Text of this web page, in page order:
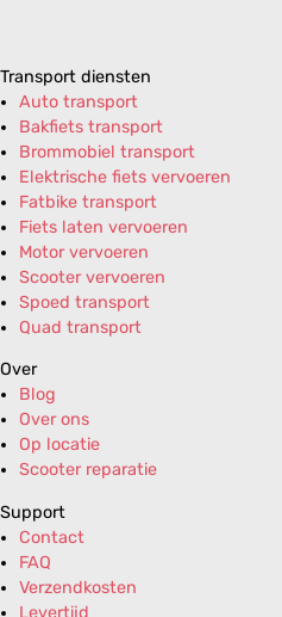
Transport diensten
Auto transport
Bakfiets transport
Brommobiel transport
Elektrische fiets vervoeren
Fatbike transport
Fiets laten vervoeren
Motor vervoeren
Scooter vervoeren
Spoed transport
Quad transport
Over
Blog
Over ons
Op locatie
Scooter reparatie
Support
Contact
FAQ
Verzendkosten
Levertijd